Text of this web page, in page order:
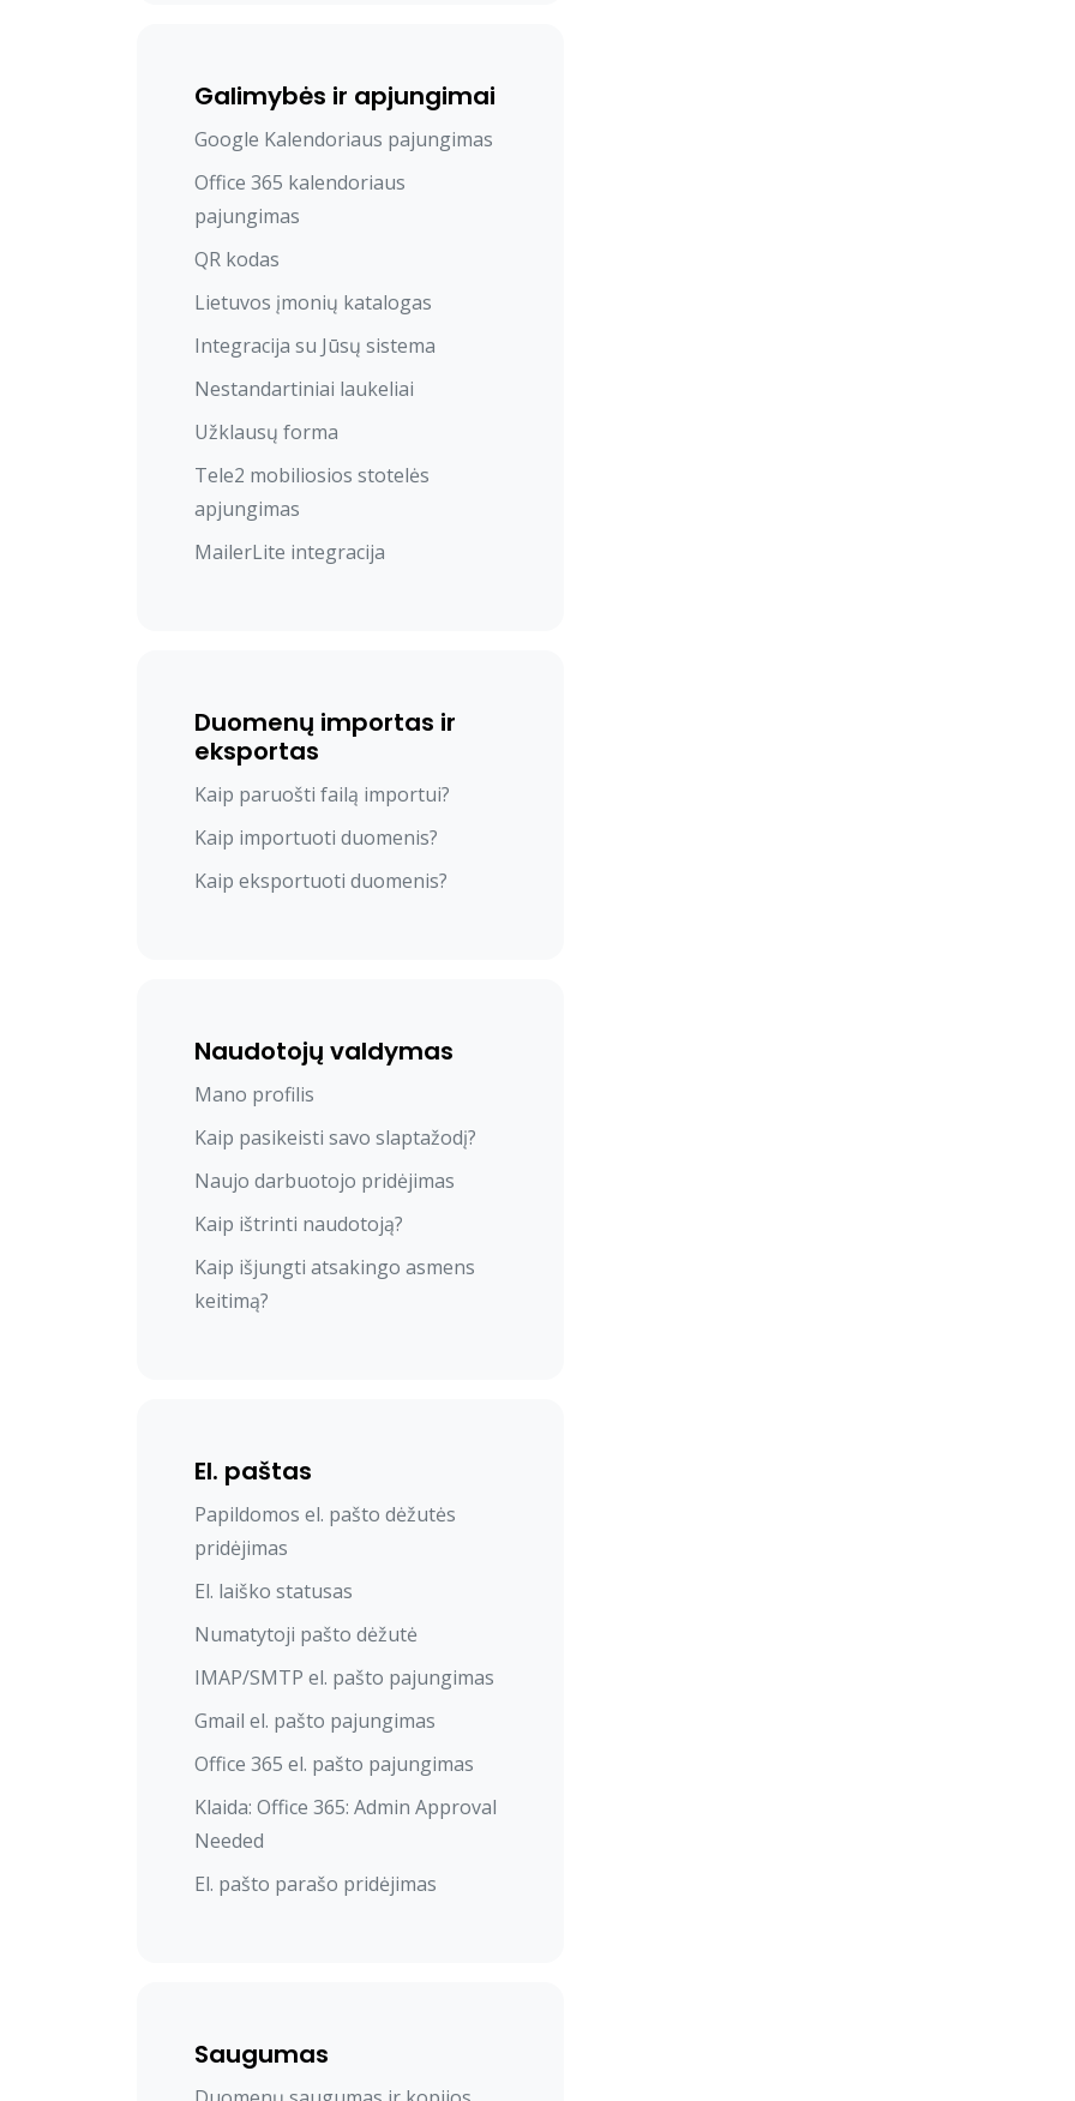
Galimybės ir apjungimai
Google Kalendoriaus pajungimas
Office 365 kalendoriaus
pajungimas
QR kodas
Lietuvos įmonių katalogas
Integracija su Jūsų sistema
Nestandartiniai laukeliai
Užklausų forma
Tele2 mobiliosios stotelės
apjungimas
MailerLite integracija
Duomenų importas ir
eksportas
Kaip paruošti failą importui?
Kaip importuoti duomenis?
Kaip eksportuoti duomenis?
Naudotojų valdymas
Mano profilis
Kaip pasikeisti savo slaptažodį?
Naujo darbuotojo pridėjimas
Kaip ištrinti naudotoją?
Kaip išjungti atsakingo asmens
keitimą?
El. paštas
Papildomos el. pašto dėžutės
pridėjimas
El. laiško statusas
Numatytoji pašto dėžutė
IMAP/SMTP el. pašto pajungimas
Gmail el. pašto pajungimas
Office 365 el. pašto pajungimas
Klaida: Office 365: Admin Approval
Needed
El. pašto parašo pridėjimas
Saugumas